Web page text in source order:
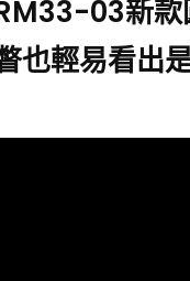
03新款
也輕易看出